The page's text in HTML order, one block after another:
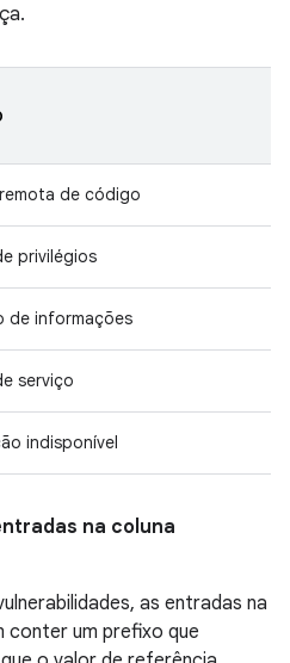
de código
privilégios
de informações
serviço
indisponível
na coluna
as entradas na
conter um prefixo que